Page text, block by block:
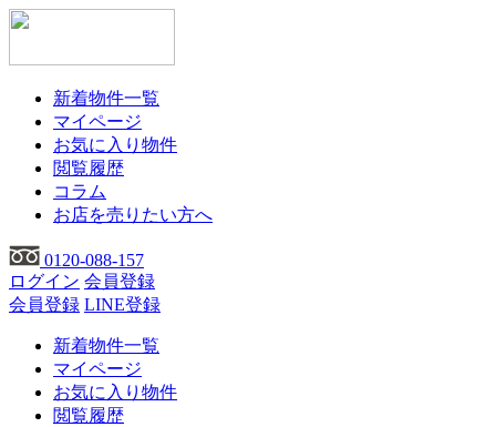
新着物件一覧
マイページ
お気に入り物件
閲覧履歴
コラム
お店を売りたい方へ
0120-088-157
ログイン 会員登録
会員登録 LINE登録
新着物件一覧
マイページ
お気に入り物件
閲覧履歴